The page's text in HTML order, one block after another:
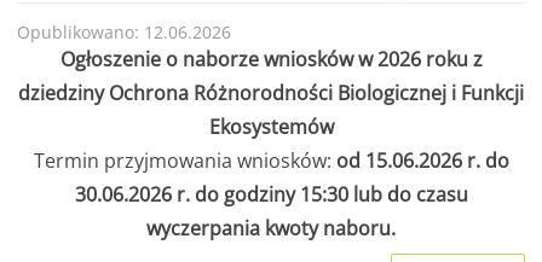
Opublikowano: 12.06.2026
Ogłoszenie o naborze wniosków w 2026 roku z
dziedziny Ochrona Różnorodności Biologicznej i Funkcji
Ekosystemów
Termin przyjmowania wniosków: od 15.06.2026 r. do
30.06.2026 r. do godziny 15:30 lub do czasu
wyczerpania kwoty naboru.